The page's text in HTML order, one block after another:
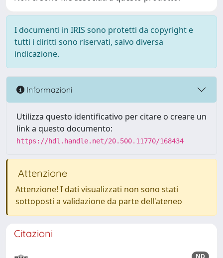
I documenti in IRIS sono protetti da copyright e
tutti i diritti sono riservati, salvo diversa
indicazione.
Informazioni
Utilizza questo identificativo per citare o creare un
link a questo documento:
https://hdl.handle.net/20.500.11770/168434
Attenzione
Attenzione! I dati visualizzati non sono stati
sottoposti a validazione da parte dell'ateneo
Citazioni